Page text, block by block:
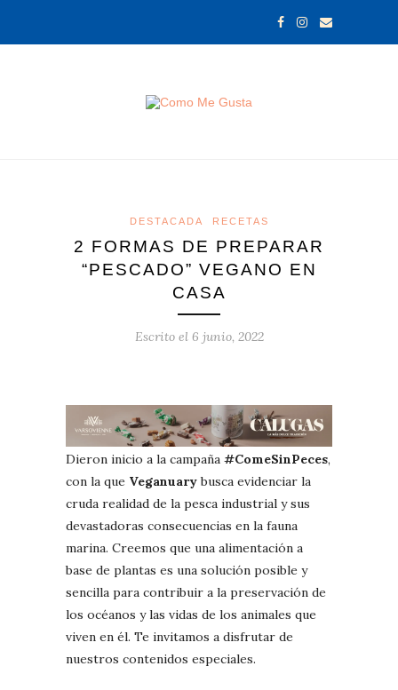
DESTACADA RECETAS
2 FORMAS DE PREPARAR
“PESCADO” VEGANO EN
CASA
Escrito el 6 junio, 2022
Dieron inicio a la campaña #ComeSinPeces,
con la que Veganuarybusca evidenciar la
cruda realidad de la pesca industrial y sus
devastadoras consecuencias en la fauna
marina. Creemos que una alimentación a
base de plantas es una solución posible y
sencilla para contribuir a la preservación de
los océanos y las vidas de los animales que
viven en él. Te invitamos a disfrutar de
nuestros contenidos especiales.